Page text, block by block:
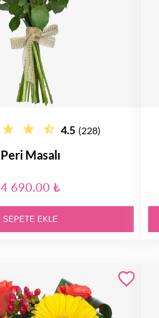
4.5 (228)
Peri Masalı
4 690.00 ₺
SEPETE EKLE